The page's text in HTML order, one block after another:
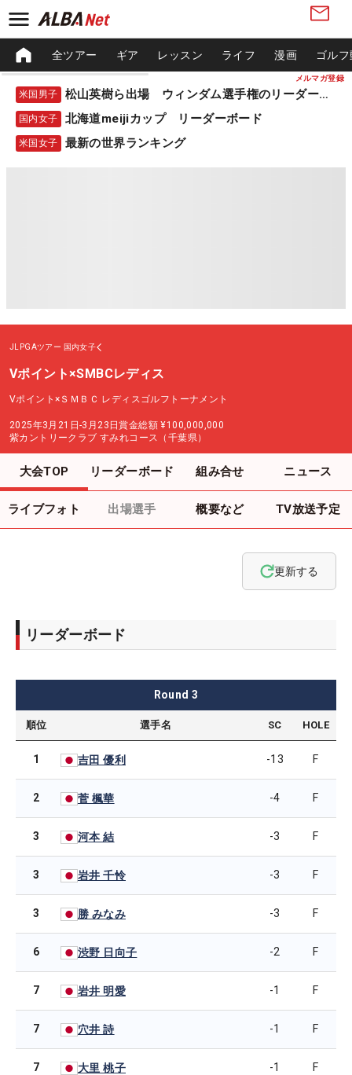
メルマガ登録
全ツアー ギア レッスン ライフ 漫画 ゴル
米国男子 松山英樹ら出場 ウィンダム選手権のリーダーボード
国内女子 北海道meijiカップ リーダーボード
米国女子 最新の世界ランキング
JLPGAツアー 国内女子
Vポイント×SMBCレディス
Vポイント×ＳＭＢＣ レディスゴルフトーナメント
2025年3月21日-3月23日賞金総額 ¥100,000,000
紫カントリークラブ すみれコース（千葉県）
大会TOP リーダーボード 組み合せ ニュース
ライブフォト 出場選手 概要など TV放送予定
更新する
リーダーボード
Round 3
順位 選手名 SC HOLE
1 吉田 優利 -13 F
2 菅 楓華 -4 F
3 河本 結 -3 F
3 岩井 千怜 -3 F
3 勝 みなみ -3 F
6 渋野 日向子 -2 F
7 岩井 明愛 -1 F
7 穴井 詩 -1 F
7 大里 桃子 -1 F